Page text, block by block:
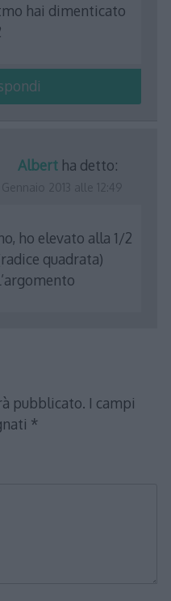
hai dimenticato
Albert ha detto:
ho elevato alla 1/2
quadrata)
pubblicato. I campi
*